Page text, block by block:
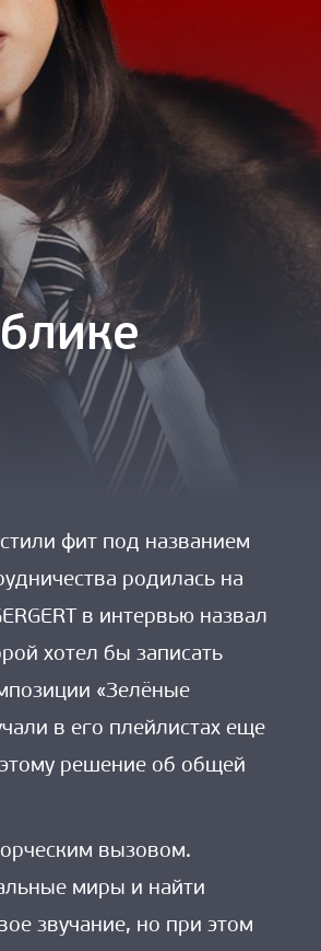
фит под названием
родилась на
в интервью назвал
хотел бы записать
«Зелёные
в его плейлистах еще
решение об общей
вызовом.
миры и найти
звучание, но при этом